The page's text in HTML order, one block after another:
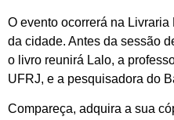
O evento ocorrerá na
da cidade. Antes da sessão
o livro reunirá Lalo, a
UFRJ, e a pesquisadora do
Compareça, adquira a sua